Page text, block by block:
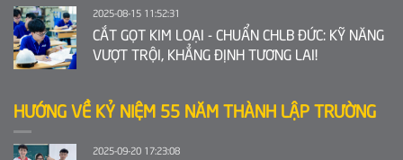
2025-08-15 11:52:31
CẮT GỌT KIM LOẠI - CHUẨN CHLB ĐỨC: KỸ NĂNG
VƯỢT TRỘI, KHẲNG ĐỊNH TƯƠNG LAI!
HƯỚNG VỀ KỶ NIỆM 55 NĂM THÀNH LẬP TRƯỜNG
2025-09-20 17:23:08